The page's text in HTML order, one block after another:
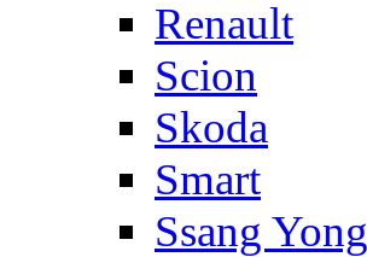
Renault
Scion
Skoda
Smart
Ssang Yong